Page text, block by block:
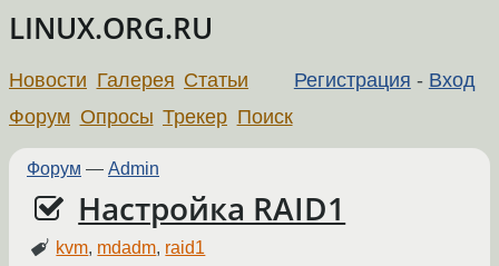
LINUX.ORG.RU
Регистрация - Вход
Новости Галерея Статьи
Форум Опросы Трекер Поиск
Форум — Admin
Настройка RAID1
kvm, mdadm, raid1